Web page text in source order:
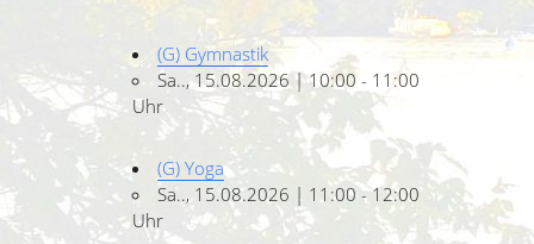
(G) Gymnastik
Sa.., 15.08.2026 | 10:00 - 11:00
Uhr
(G) Yoga
Sa.., 15.08.2026 | 11:00 - 12:00
Uhr